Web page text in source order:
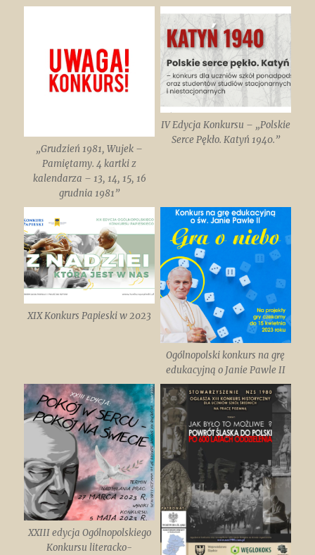
„Grudzień 1981, Wujek –
Pamiętamy. 4 kartki z
kalendarza – 13, 14, 15, 16
grudnia 1981”
IV Edycja Konkursu – „Polskie
Serce Pękło. Katyń 1940.”
XIX Konkurs Papieski w 2023
Ogólnopolski konkurs na grę
edukacyjną o Janie Pawle II
XXIII edycja Ogólnopolskiego
Konkursu literacko-